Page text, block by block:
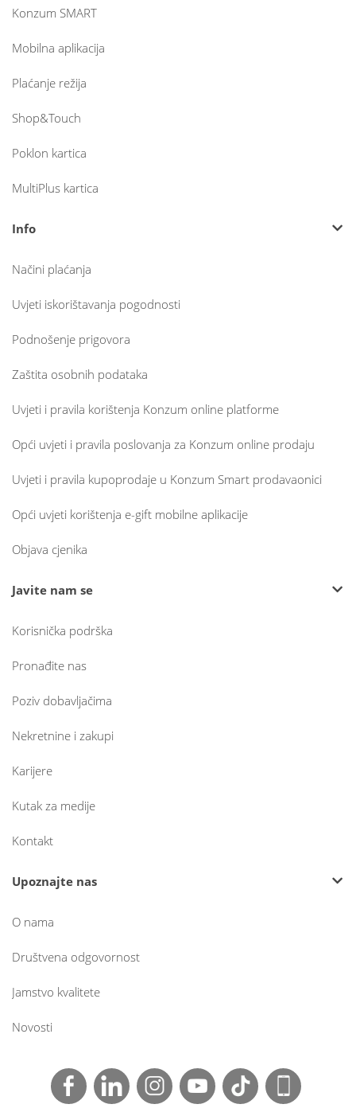
Konzum SMART
Mobilna aplikacija
Plaćanje režija
Shop&Touch
Poklon kartica
MultiPlus kartica
Info
Načini plaćanja
Uvjeti iskorištavanja pogodnosti
Podnošenje prigovora
Zaštita osobnih podataka
Uvjeti i pravila korištenja Konzum online platforme
Opći uvjeti i pravila poslovanja za Konzum online prodaju
Uvjeti i pravila kupoprodaje u Konzum Smart prodavaonici
Opći uvjeti korištenja e-gift mobilne aplikacije
Objava cjenika
Javite nam se
Korisnička podrška
Pronađite nas
Poziv dobavljačima
Nekretnine i zakupi
Karijere
Kutak za medije
Kontakt
Upoznajte nas
O nama
Društvena odgovornost
Jamstvo kvalitete
Novosti